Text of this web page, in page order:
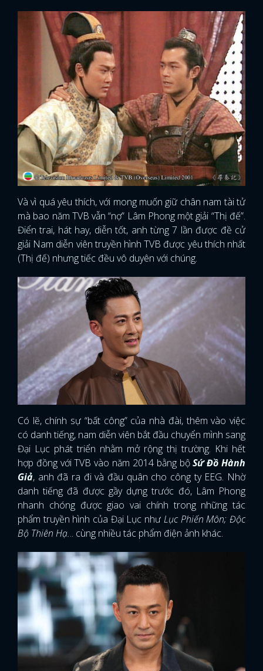
Và vì quá yêu thích, với mong muốn giữ chân nam tài tử
mà bao năm TVB vẫn “nợ” Lâm Phong một giải “Thị đế”.
Điển trai, hát hay, diễn tốt, anh từng 7 lần được đề cử
giải Nam diễn viên truyền hình TVB được yêu thích nhất
(Thị đế) nhưng tiếc đều vô duyên với chúng.
Có lẽ, chính sự “bất công” của nhà đài, thêm vào việc
có danh tiếng, nam diễn viên bắt đầu chuyển mình sang
Đại Lục phát triển nhằm mở rộng thị trường. Khi hết
hợp đồng với TVB vào năm 2014 bằng bộSứ Đồ Hành
Giả, anh đã ra đi và đầu quân cho công ty EEG. Nhờ
danh tiếng đã được gầy dựng trước đó, Lâm Phong
nhanh chóng được giao vai chính trong những tác
phẩm truyền hình của Đại Lục như Lục Phiến Môn; Độc
Bộ Thiên Hạ... cùng nhiều tác phẩm điện ảnh khác.